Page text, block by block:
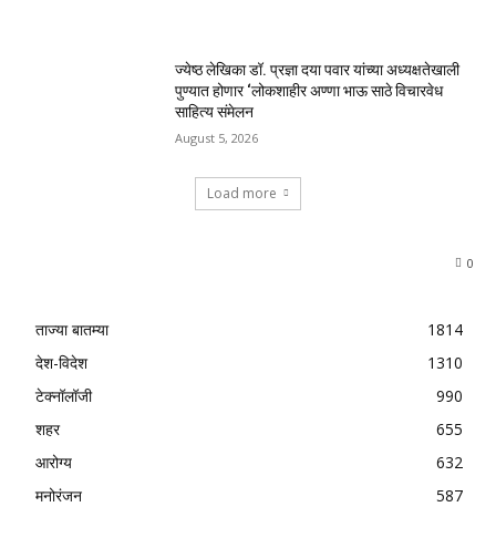
ज्येष्ठ लेखिका डॉ. प्रज्ञा दया पवार यांच्या अध्यक्षतेखाली
पुण्यात होणार ‘लोकशाहीर अण्णा भाऊ साठे विचारवेध
साहित्य संमेलन
August 5, 2026
Load more
0
ताज्या बातम्या
1814
देश-विदेश
1310
टेक्नॉलॉजी
990
शहर
655
आरोग्य
632
मनोरंजन
587